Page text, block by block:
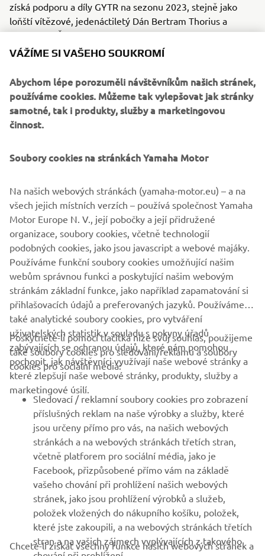
získá podporu a díly GYTR na sezonu 2023, stejně jako
loňští vítězové, jedenáctiletý Dán Bertram Thorius a
třináctiletý Švýcar Noe Zumstein.
Registrace pro letošní sezónu je již uzavřena, ale
bude otevřena 18. srpna 2022.
.
1/
DALŠÍ
FIREMNÍ
B2B
VÍCE YAMAHA
PODPORA
ZPRAVODAJ
Získejte jako první informace o nejnovějších nabídkách,
speciálních akcích, nových verzích a mnoho dalšího
VÁŽÍME SI VAŠEHO SOUKROMÍ
Abychom lépe porozuměli návštěvníkům našich stránek,
používáme cookies. Můžeme tak vylepšovat jak stránky
samotné, tak i produkty, služby a marketingovou
činnost.
Soubory cookies na stránkách Yamaha Motor
Na našich webových stránkách (yamaha-motor.eu) – a na
všech jejich místních verzích – používá společnost Yamaha
Motor Europe N. V., její pobočky a její přidružené
organizace, soubory cookies, včetně technologií
podobných cookies, jako jsou javascript a webové majáky.
Používáme funkční soubory cookies umožňující našim
webům správnou funkci a poskytující našim webovým
stránkám základní funkce, jako například zapamatování si
přihlašovacích údajů a preferovaných jazyků. Používáme
také analytické soubory cookies, pro vytváření
uživatelských statistik v souladu s pokyny úřadů
zabývajících se ochranou údajů, které nám pomohou
pochopit, jak návštěvníci využívají naše webové stránky a
které zlepšují naše webové stránky, produkty, služby a
marketingové úsilí.
Poskytnete-li pomocí tlačítka níže svůj souhlas, použijeme
také soubory cookies pro sledování/reklamu a soubory
cookies pro sociální média:
Sledovací / reklamní soubory cookies pro zobrazení
příslušných reklam na naše výrobky a služby, které
jsou určeny přímo pro vás, na našich webových
stránkách a na webových stránkách třetích stran,
včetně platforem pro sociální média, jako je
Facebook, přizpůsobené přímo vám na základě
vašeho chování při prohlížení našich webových
stránek, jako jsou prohlížení výrobků a služeb,
položek vložených do nákupního košíku, položek,
které jste zakoupili, a na webových stránkách třetích
stran a na vašich zájmech vyplývajících z takového
Chcete-li získat všechny funkce našich webových stránek a